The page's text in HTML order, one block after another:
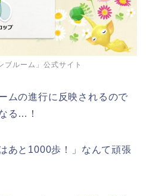
ブルーム」公式サイト
ムの進行に反映されるので
る…！
あと1000歩！」なんて頑張